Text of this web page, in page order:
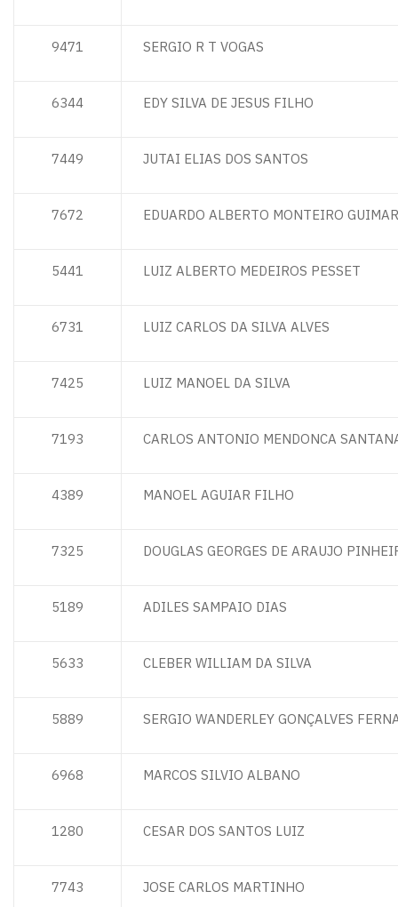
9471 SERGIO R T VOGAS
6344 EDY SILVA DE JESUS FILHO
7449 JUTAI ELIAS DOS SANTOS
7672 EDUARDO ALBERTO MONTEIRO
5441 LUIZ ALBERTO MEDEIROS PESSET
6731 LUIZ CARLOS DA SILVA ALVES
7425 LUIZ MANOEL DA SILVA
7193 CARLOS ANTONIO MENDONCA
4389 MANOEL AGUIAR FILHO
7325 DOUGLAS GEORGES DE ARAUJO
5189 ADILES SAMPAIO DIAS
5633 CLEBER WILLIAM DA SILVA
5889 SERGIO WANDERLEY GONÇALVES
6968 MARCOS SILVIO ALBANO
1280 CESAR DOS SANTOS LUIZ
7743 JOSE CARLOS MARTINHO